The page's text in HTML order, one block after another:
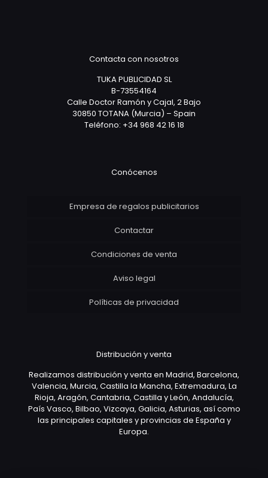
Contacta con nosotros
TUKA PUBLICIDAD SL
B-73554164
Calle Doctor Ramón y Cajal, 2 Bajo
30850 TOTANA (Murcia) – Spain
Teléfono: +34 968 42 16 18
Conócenos
Empresa de regalos publicitarios
Contactar
Condiciones de venta
Aviso legal
Políticas de privacidad
Distribución y venta
Realizamos distribución y venta en Madrid, Barcelona,
Valencia, Murcia, Castilla la Mancha, Extremadura, La
Rioja, Aragón, Cantabria, Castilla y León, Andalucía,
País Vasco, Bilbao, Vizcaya, Galicia, Asturias, así como
las principales capitales y provincias de España y
Europa.